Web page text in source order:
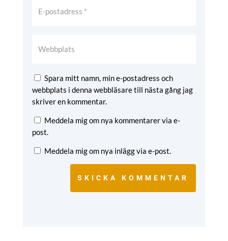
Spara mitt namn, min e-postadress och
webbplats i denna webbläsare till nästa gång jag
skriver en kommentar.
Meddela mig om nya kommentarer via e-
post.
Meddela mig om nya inlägg via e-post.
SKICKA KOMMENTAR